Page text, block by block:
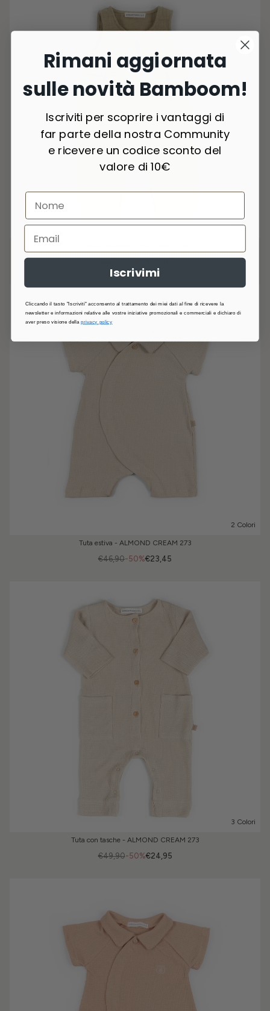
2 Colori
2 Colori
Tuta estiva - ALMOND CREAM 273
-50%
€46,90 €23,45
3 Colori
Tuta con tasche - ALMOND CREAM 273
-50%
€49,90 €24,95
Rimani aggiornata
sulle novità Bamboom!
Iscriviti per scoprire i vantaggi di
far parte della nostra Community
e ricevere un codice sconto del
valore di 10€
Iscrivimi
Cliccando il tasto "Iscriviti" acconsento al trattamento dei miei dati al fine di ricevere la
newsletter e informazioni relative alle vostre iniziative promozionali e commerciali e dichiaro di
aver preso visione dellaprivacy policy